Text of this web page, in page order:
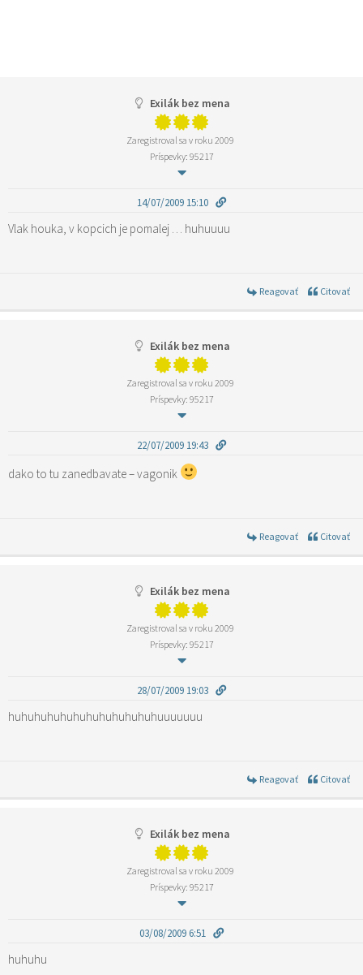
Exilák bez mena
Zaregistroval sa v roku 2009
Príspevky: 95217
14/07/2009 15:10
Vlak houka, v kopcich je pomalej … huhuuuu
Reagovať Citovať
Exilák bez mena
Zaregistroval sa v roku 2009
Príspevky: 95217
22/07/2009 19:43
dako to tu zanedbavate – vagonik
Reagovať Citovať
Exilák bez mena
Zaregistroval sa v roku 2009
Príspevky: 95217
28/07/2009 19:03
huhuhuhuhuhuhuhuhuhuhuhuuuuuuu
Reagovať Citovať
Exilák bez mena
Zaregistroval sa v roku 2009
Príspevky: 95217
03/08/2009 6:51
huhuhu